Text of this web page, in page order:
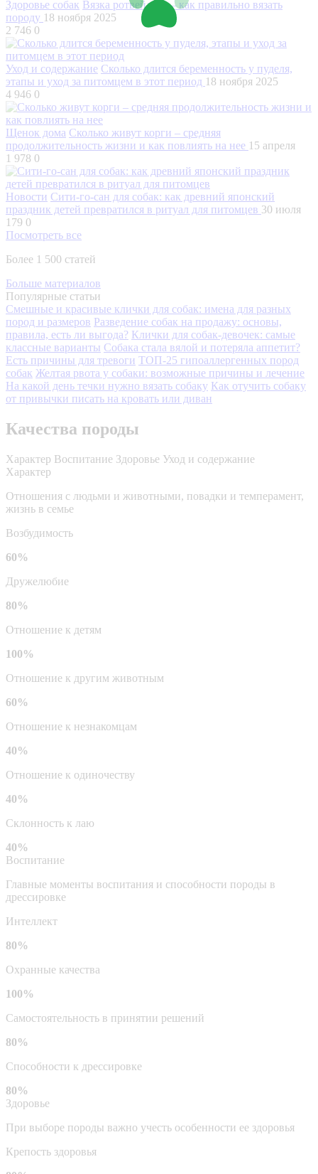
Здоровье собак Вязка ротвейлера – как правильно вязать
породу 18 ноября 2025
2 746 0
Уход и содержание Сколько длится беременность у пуделя,
этапы и уход за питомцем в этот период 18 ноября 2025
4 946 0
Щенок дома Сколько живут корги – средняя
продолжительность жизни и как повлиять на нее 15 апреля
1 978 0
Новости Сити-го-сан для собак: как древний японский
праздник детей превратился в ритуал для питомцев 30 июля
179 0
Посмотреть все
Более 1 500 статей
Больше материалов
Популярные статьи
Смешные и красивые клички для собак: имена для разных
пород и размеров Разведение собак на продажу: основы,
правила, есть ли выгода? Клички для собак-девочек: самые
классные варианты Собака стала вялой и потеряла аппетит?
Есть причины для тревоги ТОП-25 гипоаллергенных пород
собак Желтая рвота у собаки: возможные причины и лечение
На какой день течки нужно вязать собаку Как отучить собаку
от привычки писать на кровать или диван
Качества породы
Характер Воспитание Здоровье Уход и содержание
Характер
Отношения с людьми и животными, повадки и темперамент,
жизнь в семье
Возбудимость
60%
Дружелюбие
80%
Отношение к детям
100%
Отношение к другим животным
60%
Отношение к незнакомцам
40%
Отношение к одиночеству
40%
Склонность к лаю
40%
Воспитание
Главные моменты воспитания и способности породы в
дрессировке
Интеллект
80%
Охранные качества
100%
Самостоятельность в принятии решений
80%
Способности к дрессировке
80%
Здоровье
При выборе породы важно учесть особенности ее здоровья
Крепость здоровья